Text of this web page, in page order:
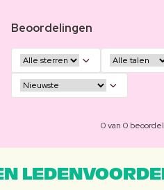
Beoordelingen
0 van 0